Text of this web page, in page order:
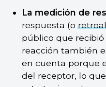
La medición de
respuesta (o
público que
reacción también
en cuenta porque
del receptor, lo